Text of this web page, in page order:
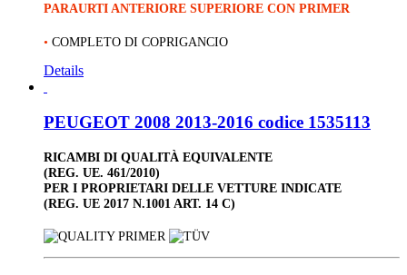
PARAURTI ANTERIORE SUPERIORE CON PRIMER
• COMPLETO DI COPRIGANCIO
Details
PEUGEOT 2008 2013-2016 codice 1535113
RICAMBI DI QUALITÀ EQUIVALENTE
(REG. UE. 461/2010)
PER I PROPRIETARI DELLE VETTURE INDICATE
(REG. UE 2017 N.1001 ART. 14 C)